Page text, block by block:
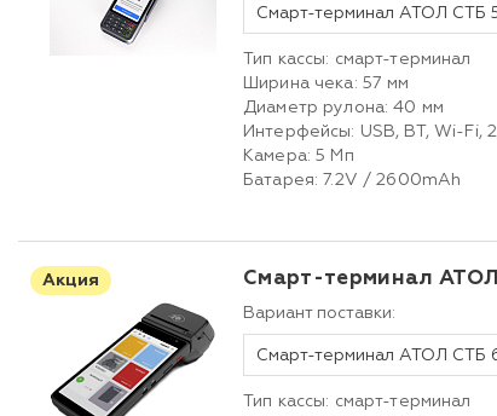
Тип кассы: смарт-терминал
Ширина чека: 57 мм
Диаметр рулона: 40 мм
Интерфейсы: USB, BT, Wi-Fi,
Камера: 5 Мп
Батарея: 7.2V / 2600mAh
Акция Смарт-терминал
Вариант поставки:
Тип кассы: смарт-терминал